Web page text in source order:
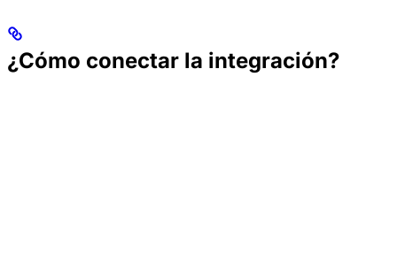
¿Cómo conectar la integración?